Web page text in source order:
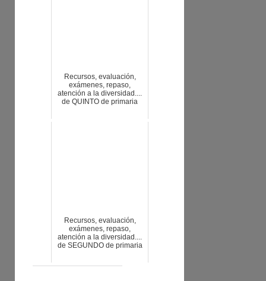
Recursos, evaluación,
exámenes, repaso,
atención a la diversidad....
de QUINTO de primaria
Recursos, evaluación,
exámenes, repaso,
atención a la diversidad....
de SEGUNDO de primaria